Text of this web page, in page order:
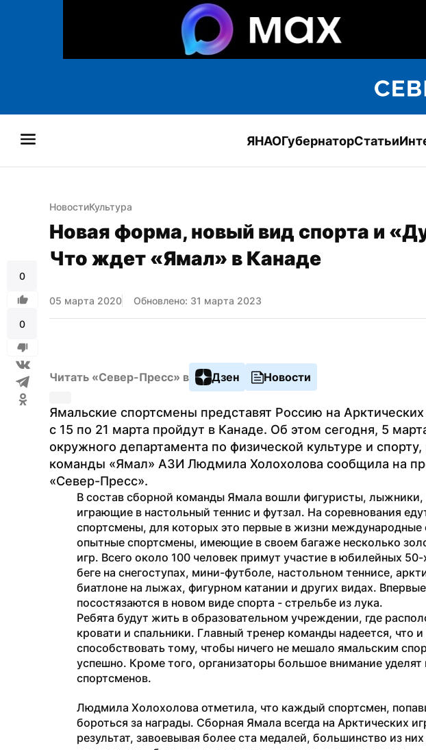
ЯНАОГубернаторСтатьи
0
0
НовостиКультура
Новая форма, новый вид спорта и
Что ждет «Ямал» в Канаде
05 марта 2020 Обновлено: 31 марта 2023
Читать «Север-Пресс» в Дзен Новости
Ямальские спортсмены представят Россию на
с 15 по 21 марта пройдут в Канаде. Об этом сегодня, 5
окружного департамента по физической культуре и
команды «Ямал» АЗИ Людмила Холохолова сообщила на
«Север-Пресс».
В состав сборной команды Ямала вошли фигуристы, лыжники,
играющие в настольный теннис и футзал. На соревнования
спортсмены, для которых это первые в жизни международные
опытные спортсмены, имеющие в своем багаже несколько
игр. Всего около 100 человек примут участие в юбилейных
беге на снегоступах, мини-футболе, настольном теннисе,
биатлоне на лыжах, фигурном катании и других видах.
посостязаются в новом виде спорта - стрельбе из лука.
Ребята будут жить в образовательном учреждении, где
кровати и спальники. Главный тренер команды надеется, что
способствовать тому, чтобы ничего не мешало ямальским
успешно. Кроме того, организаторы большое внимание
спортсменов.
Людмила Холохолова отметила, что каждый спортсмен,
бороться за награды. Сборная Ямала всегда на Арктических
результат, завоевывая более ста медалей, большинство из